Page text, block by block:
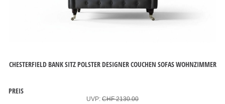
CHESTERFIELD BANK SITZ POLSTER DESIGNER COUCHEN SOFAS WOHNZIMMER
PREIS
UVP: CHF 2130.00